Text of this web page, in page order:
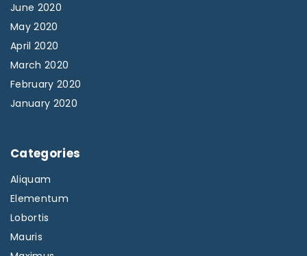
June 2020
May 2020
April 2020
March 2020
February 2020
January 2020
Categories
Aliquam
Elementum
Lobortis
Mauris